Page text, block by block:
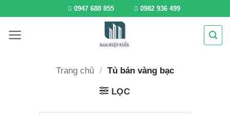
nội
0947 688 855 0982 936 499
Trang chủ / Tủ bán vàng bạc
LỌC